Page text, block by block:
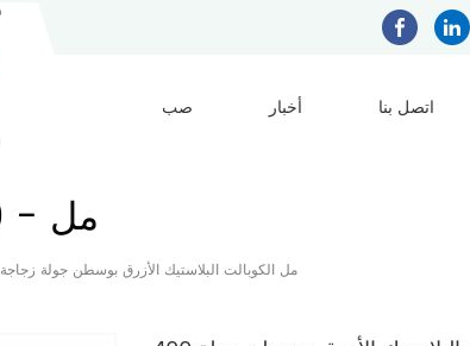
صب أخبار اتصل بنا
200 مل - 500 مل
400 مل الكوبالت البلاستيك الأزرق بوسطن جولة زجاجة